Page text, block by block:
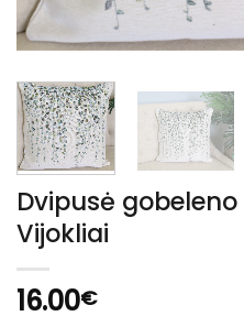
Dvipusė
Vijokliai
16.00€